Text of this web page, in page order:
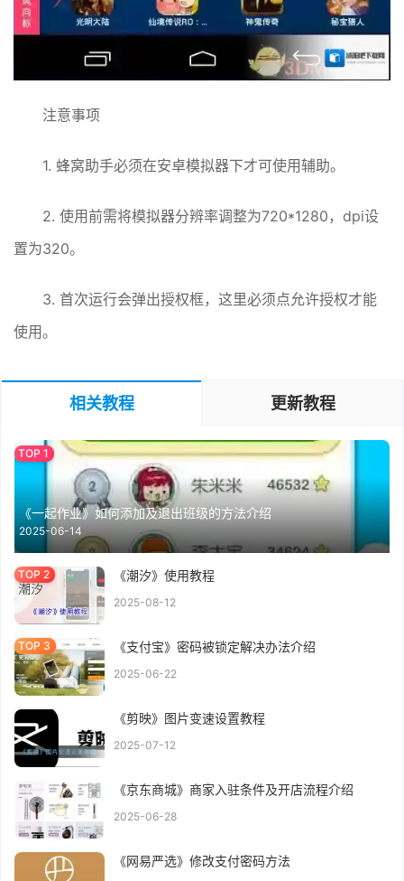
注意事项
1. 蜂窝助手必须在安卓模拟器下才可使用辅助。
2. 使用前需将模拟器分辨率调整为720*1280，dpi设
置为320。
3. 首次运行会弹出授权框，这里必须点允许授权才能
使用。
相关教程 更新教程
《一起作业》如何添加及退出班级的方法介绍
2025-06-14
《潮汐》使用教程
2025-08-12
《支付宝》密码被锁定解决办法介绍
2025-06-22
《剪映》图片变速设置教程
2025-07-12
《京东商城》商家入驻条件及开店流程介绍
2025-06-28
《网易严选》修改支付密码方法